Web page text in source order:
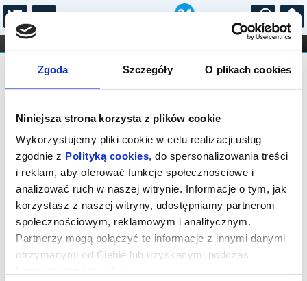
Zgoda Szczegóły O plikach cookies
Niniejsza strona korzysta z plików cookie
Wykorzystujemy pliki cookie w celu realizacji usług
zgodnie z Polityką cookies, do spersonalizowania treści
i reklam, aby oferować funkcje społecznościowe i
analizować ruch w naszej witrynie. Informacje o tym, jak
korzystasz z naszej witryny, udostępniamy partnerom
społecznościowym, reklamowym i analitycznym.
Partnerzy mogą połączyć te informacje z innymi danymi
otrzymanymi od Ciebie lub uzyskanymi podczas
...
FILHARMONIA OPERA I BALET
STAND-UP
DLA DZIECI
Komunikat
Sprzedaż biletów na niniejsze
wydarzenie została zakończona. Zapytaj
w Kasie instytucji o dostępność biletów
na wydarzenie.